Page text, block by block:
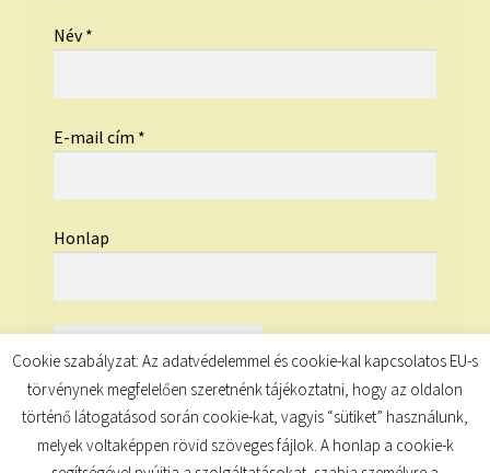
Név*
E-mail cím *
Honlap
Cookie szabályzat: Az adatvédelemmel és cookie-kal kapcsolatos EU-s
törvénynek megfelelően szeretnénk tájékoztatni, hogy az oldalon
történő látogatásod során cookie-kat, vagyis “sütiket” használunk,
melyek voltaképpen rövid szöveges fájlok. A honlap a cookie-k